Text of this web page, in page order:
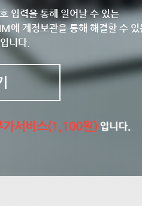
입력을 통해 일어날 수 있는
에 계정보관을 통해 해결할 수 있
니다.